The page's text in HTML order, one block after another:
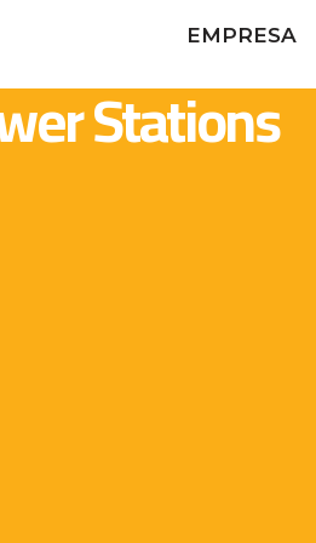
EMPRESA
Stations